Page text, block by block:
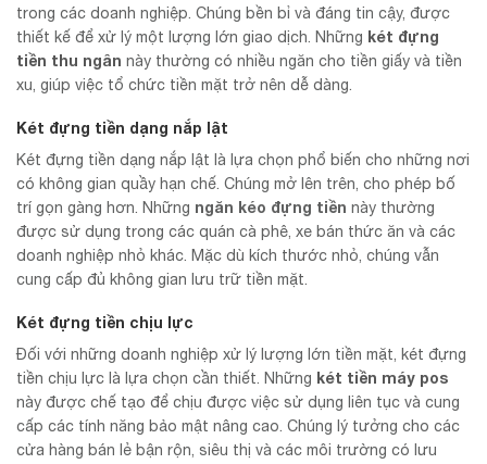
trong các doanh nghiệp. Chúng bền bỉ và đáng tin cậy, được
thiết kế để xử lý một lượng lớn giao dịch. Những két đựng
tiền thu ngân này thường có nhiều ngăn cho tiền giấy và tiền
xu, giúp việc tổ chức tiền mặt trở nên dễ dàng.
Két đựng tiền dạng nắp lật
Két đựng tiền dạng nắp lật là lựa chọn phổ biến cho những nơi
có không gian quầy hạn chế. Chúng mở lên trên, cho phép bố
trí gọn gàng hơn. Những ngăn kéo đựng tiền này thường
được sử dụng trong các quán cà phê, xe bán thức ăn và các
doanh nghiệp nhỏ khác. Mặc dù kích thước nhỏ, chúng vẫn
cung cấp đủ không gian lưu trữ tiền mặt.
Két đựng tiền chịu lực
Đối với những doanh nghiệp xử lý lượng lớn tiền mặt, két đựng
tiền chịu lực là lựa chọn cần thiết. Những két tiền máy pos
này được chế tạo để chịu được việc sử dụng liên tục và cung
cấp các tính năng bảo mật nâng cao. Chúng lý tưởng cho các
cửa hàng bán lẻ bận rộn, siêu thị và các môi trường có lưu